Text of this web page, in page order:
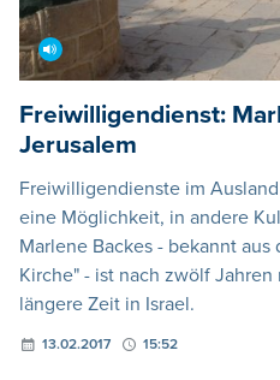
Freiwilligendienst:
Jerusalem
Freiwilligendienste im
eine Möglichkeit, in andere
Marlene Backes - bekannt
Kirche" - ist nach zwölf
längere Zeit in Israel.
13.02.2017 15:52